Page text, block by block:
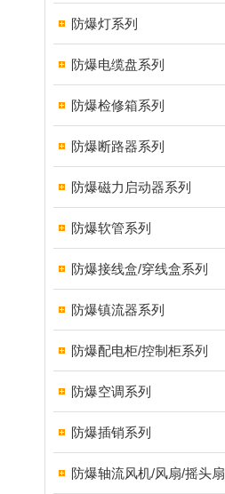
防爆灯系列
防爆电缆盘系列
防爆检修箱系列
防爆断路器系列
防爆磁力启动器系列
防爆软管系列
防爆接线盒/穿线盒系列
防爆镇流器系列
防爆配电柜/控制柜系列
防爆空调系列
防爆插销系列
防爆轴流风机/风扇/摇头扇